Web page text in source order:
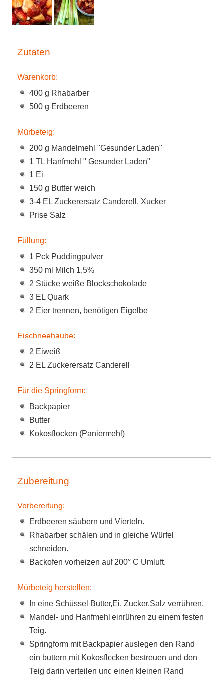
Zutaten
Warenkorb:
400 g Rhabarber
500 g Erdbeeren
Mürbeteig:
200 g Mandelmehl "Gesunder Laden"
1 TL Hanfmehl " Gesunder Laden"
1 Ei
150 g Butter weich
3-4 EL Zuckerersatz Canderell, Xucker
Prise Salz
Füllung:
1 Pck Puddingpulver
350 ml Milch 1,5%
2 Stücke weiße Blockschokolade
3 EL Quark
2 Eier trennen, benötigen Eigelbe
Eischneehaube:
2 Eiweiß
2 EL Zuckerersatz Canderell
Für die Springform:
Backpapier
Butter
Kokosflocken (Paniermehl)
Zubereitung
Vorbereitung:
Erdbeeren säubern und Vierteln.
Rhabarber schälen und in gleiche Würfel
schneiden.
Backofen vorheizen auf 200° C Umluft.
Mürbeteig herstellen:
In eine Schüssel Butter,Ei, Zucker,Salz verrühren.
Mandel- und Hanfmehl einrühren zu einem festen
Teig.
Springform mit Backpapier auslegen den Rand
ein buttern mit Kokosflocken bestreuen und den
Teig darin verteilen und einen kleinen Rand